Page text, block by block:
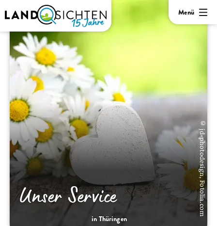
Menü
© jd-photodesign, Fotolia.com
Unser Service
in Thüringen